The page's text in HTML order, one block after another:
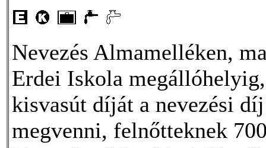
Nevezés Almamelléken,
Erdei Iskola
kisvasút díját a nevezési
megvenni, felnőtteknek